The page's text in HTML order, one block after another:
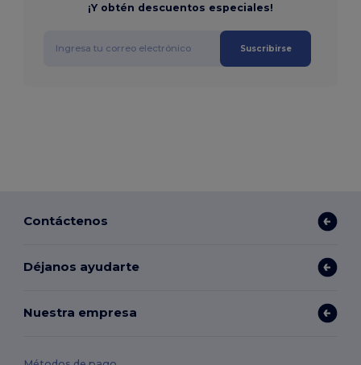
¡Y obtén descuentos especiales!
Suscribirse
Contáctenos
Déjanos ayudarte
Nuestra empresa